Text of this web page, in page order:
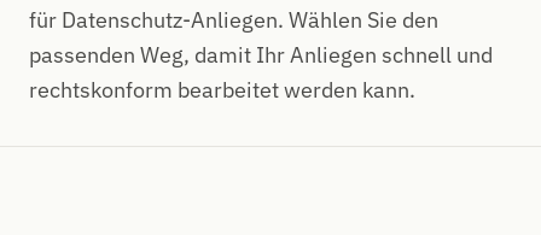
für Datenschutz-Anliegen. Wählen Sie den
passenden Weg, damit Ihr Anliegen schnell und
rechtskonform bearbeitet werden kann.